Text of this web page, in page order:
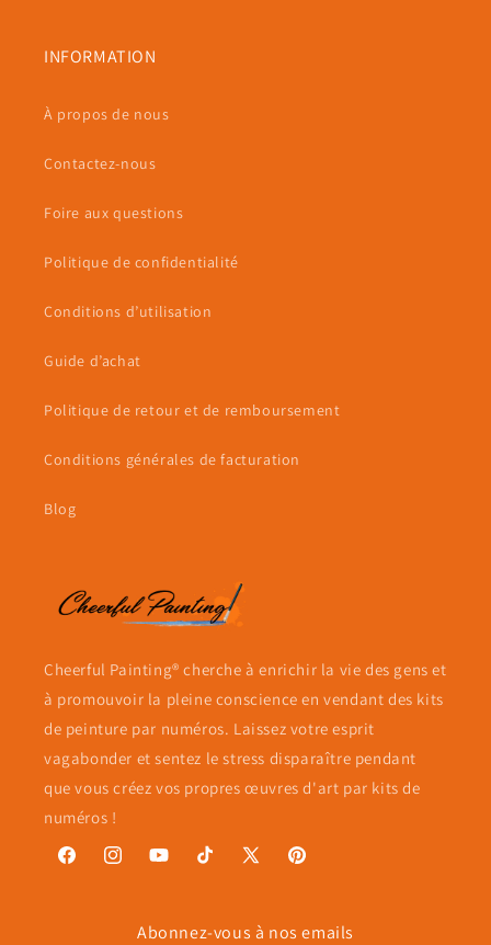
INFORMATION
À propos de nous
Contactez-nous
Foire aux questions
Politique de confidentialité
Conditions d’utilisation
Guide d’achat
Politique de retour et de remboursement
Conditions générales de facturation
Blog
Cheerful Painting® cherche à enrichir la vie des gens et
à promouvoir la pleine conscience en vendant des kits
de peinture par numéros. Laissez votre esprit
vagabonder et sentez le stress disparaître pendant
que vous créez vos propres œuvres d'art par kits de
numéros !
FacebookInstagramYouTubeTikTok
X
Pinterest
Abonnez-vous à nos emails